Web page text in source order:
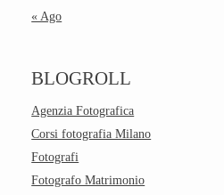
« Ago
BLOGROLL
Agenzia Fotografica
Corsi fotografia Milano
Fotografi
Fotografo Matrimonio